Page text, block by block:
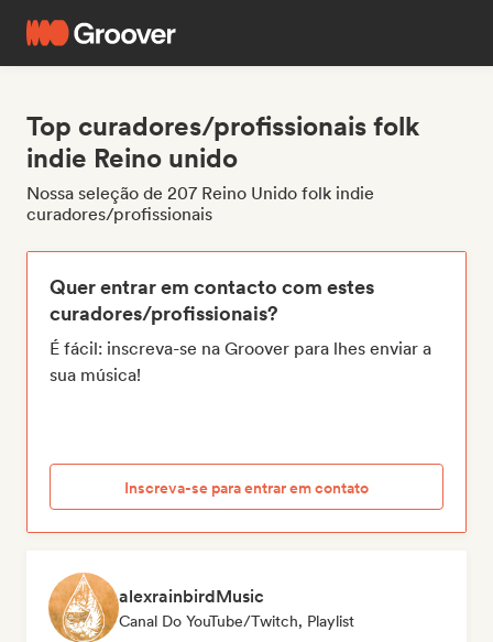
Top curadores/profissionais folk
indie Reino unido
Nossa seleção de 207 Reino Unido folk indie
curadores/profissionais
Quer entrar em contacto com estes
curadores/profissionais?
É fácil: inscreva-se na Groover para lhes enviar a
sua música!
Inscreva-se para entrar em contato
alexrainbirdMusic
Canal Do YouTube/Twitch, Playlist